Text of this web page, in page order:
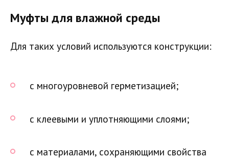
Муфты для влажной среды
Для таких условий используются конструкции:
с многоуровневой герметизацией;
с клеевыми и уплотняющими слоями;
с материалами, сохраняющими свойства